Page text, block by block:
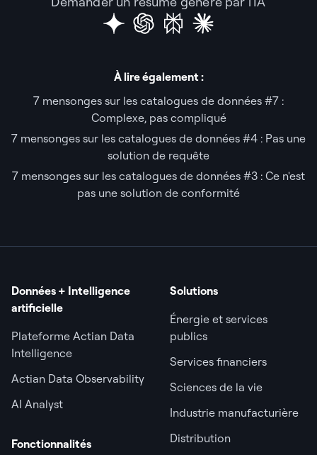
À lire également :
7 mensonges sur les catalogues de données #7 :
Complexe, pas compliqué
7 mensonges sur les catalogues de données #4 : Pas une
solution de requête
7 mensonges sur les catalogues de données #3 : Ce n'est
pas une solution de conformité
Données + Intelligence
artificielle
Plateforme Actian Data
Intelligence
Actian Data Observability
AI Analyst
Fonctionnalités
Solutions
Énergie et services
publics
Services financiers
Sciences de la vie
Industrie manufacturière
Distribution